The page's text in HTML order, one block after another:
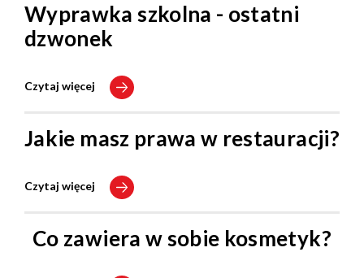
Wyprawka szkolna - ostatni
dzwonek
Czytaj więcej
Jakie masz prawa w restauracji?
Czytaj więcej
Co zawiera w sobie kosmetyk?